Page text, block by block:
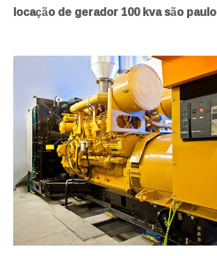
locação de gerador 100 kva são paulo